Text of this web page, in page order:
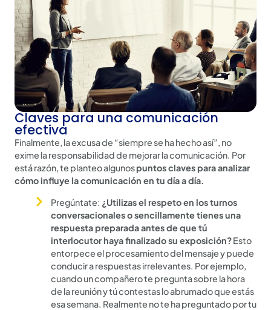
Claves para una comunicación
efectiva
Finalmente, la excusa de “siempre se ha hecho así”, no
exime la responsabilidad de mejorar la comunicación. Por
está razón, te planteo algunospuntos claves para analizar
cómo influye la comunicación en tu día a día.
Pregúntate: ¿Utilizas el respeto en los turnos
conversacionales o sencillamente tienes una
respuesta preparada antes de que tú
interlocutor haya finalizado su exposición?Esto
entorpece el procesamiento del mensaje y puede
conducir a respuestas irrelevantes. Por ejemplo,
cuando un compañero te pregunta sobre la hora
de la reunión y tú contestas lo abrumado que estás
esa semana. Realmente no te ha preguntado por tu